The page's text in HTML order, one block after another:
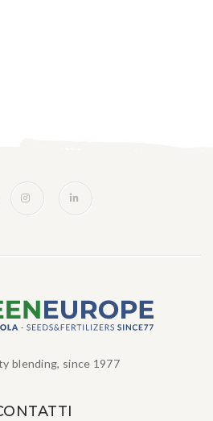
blending, since 1977